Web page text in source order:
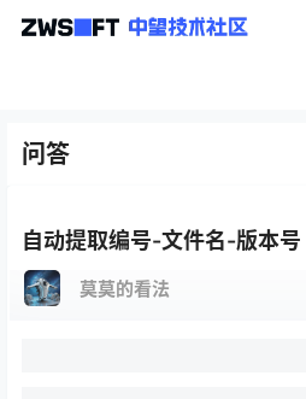
问答
自动提取编号-文件名-版本号
莫莫的看法